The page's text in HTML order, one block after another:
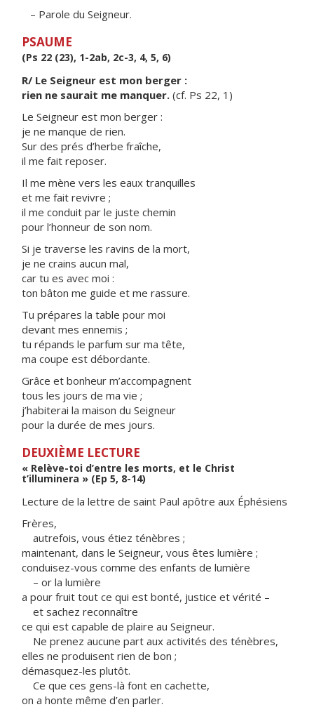
– Parole du Seigneur.
PSAUME
(Ps 22 (23), 1-2ab, 2c-3, 4, 5, 6)
R/ Le Seigneur est mon berger :
rien ne saurait me manquer. (cf. Ps 22, 1)
Le Seigneur est mon berger :
je ne manque de rien.
Sur des prés d’herbe fraîche,
il me fait reposer.
Il me mène vers les eaux tranquilles
et me fait revivre ;
il me conduit par le juste chemin
pour l’honneur de son nom.
Si je traverse les ravins de la mort,
je ne crains aucun mal,
car tu es avec moi :
ton bâton me guide et me rassure.
Tu prépares la table pour moi
devant mes ennemis ;
tu répands le parfum sur ma tête,
ma coupe est débordante.
Grâce et bonheur m’accompagnent
tous les jours de ma vie ;
j’habiterai la maison du Seigneur
pour la durée de mes jours.
DEUXIÈME LECTURE
« Relève-toi d’entre les morts, et le Christ
t’illuminera » (Ep 5, 8-14)
Lecture de la lettre de saint Paul apôtre aux Éphésiens
Frères,
autrefois, vous étiez ténèbres ;
maintenant, dans le Seigneur, vous êtes lumière ;
conduisez-vous comme des enfants de lumière
– or la lumière
a pour fruit tout ce qui est bonté, justice et vérité –
et sachez reconnaître
ce qui est capable de plaire au Seigneur.
Ne prenez aucune part aux activités des ténèbres,
elles ne produisent rien de bon ;
démasquez-les plutôt.
Ce que ces gens-là font en cachette,
on a honte même d’en parler.